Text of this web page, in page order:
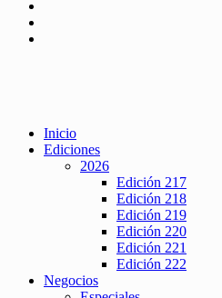
Inicio
Ediciones
2026
Edición 217
Edición 218
Edición 219
Edición 220
Edición 221
Edición 222
Negocios